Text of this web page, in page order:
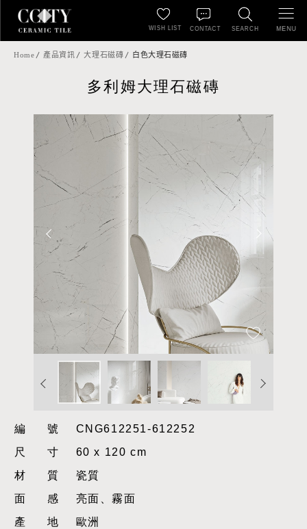
SEARCH
WISH LIST CONTACT MENU
Home 產品資訊 大理石磁磚 白色大理石磁磚
多利姆大理石磁磚
編號CNG612251-612252
尺寸60 x 120 cm
材質瓷質
面感亮面、霧面
產地歐洲